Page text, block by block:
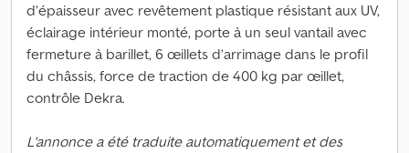
d’épaisseur avec revêtement plastique résistant aux UV,
éclairage intérieur monté, porte à un seul vantail avec
fermeture à barillet, 6 œillets d’arrimage dans le profil
du châssis, force de traction de 400 kg par œillet,
contrôle Dekra.
L'annonce a été traduite automatiquement et des